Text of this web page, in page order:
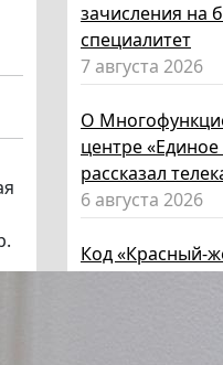
зачисления на
специалитет
7 августа 2026
О
центре
рассказал
6 августа 2026
Код «Красный-
как за лето